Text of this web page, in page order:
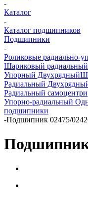
-
Каталог
-
Каталог подшипников
Подшипники
-
Роликовые радиально-
Шариковый
Упорный Двухрядный
Радиальный
Радиальный
Упорно-радиальный
подшипники
-Подшипник 02475/
Подшипник